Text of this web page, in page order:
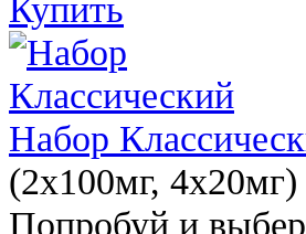
Набор
(2x100мг, 4x20мг)
Попробуй и